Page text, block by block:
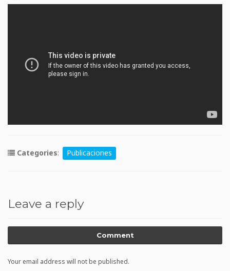
Categories: Publicaciones
Leave a reply
Comment
Your email address will not be published.